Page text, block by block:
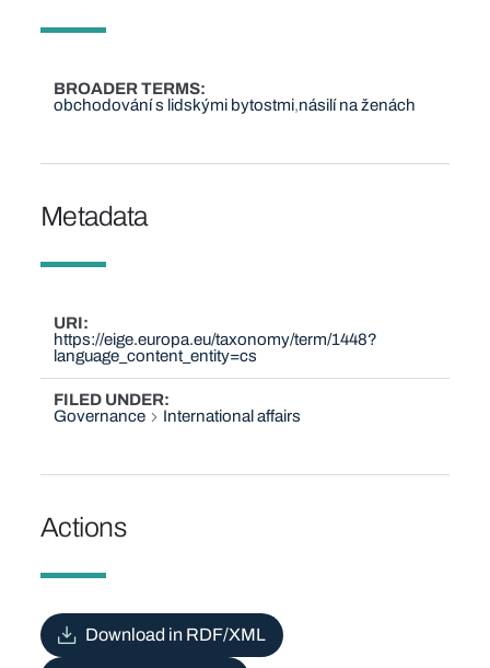
BROADER TERMS
obchodování s lidskými bytostmi násilí na ženách
Metadata
URI
https://eige.europa.eu/taxonomy/term/1448?
language_content_entity=cs
FILED UNDER
Governance
International affairs
Actions
Download in RDF/XML